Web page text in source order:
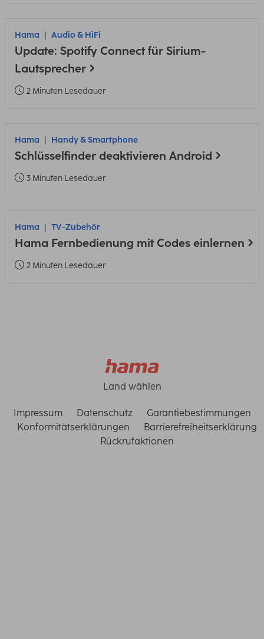
Hama Audio & HiFi
Update: Spotify Connect für Sirium-
Lautsprecher
2 Minuten Lesedauer
Hama Handy & Smartphone
Schlüsselfinder deaktivieren Android
3 Minuten Lesedauer
Hama TV-Zubehör
Hama Fernbedienung mit Codes einlernen
2 Minuten Lesedauer
Land wählen
Impressum Datenschutz
Garantiebestimmungen
Konformitätserklärungen
Barrierefreiheitserklärung
Rückrufaktionen